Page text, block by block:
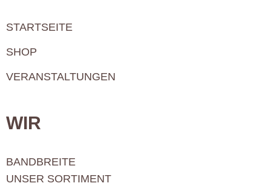
STARTSEITE
SHOP
VERANSTALTUNGEN
WIR
BANDBREITE
UNSER SORTIMENT